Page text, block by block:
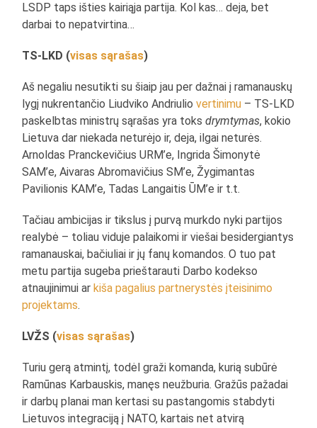
LSDP taps išties kairiąja partija. Kol kas… deja, bet
darbai to nepatvirtina…
TS-LKD (visas sąrašas)
Aš negaliu nesutikti su šiaip jau per dažnai į ramanauskų
lygį nukrentančio Liudviko Andriuliovertinimu – TS-LKD
paskelbtas ministrų sąrašas yra toksdrymtymas, kokio
Lietuva dar niekada neturėjo ir, deja, ilgai neturės.
Arnoldas Pranckevičius URM’e, Ingrida Šimonytė
SAM’e, Aivaras Abromavičius SM’e, Žygimantas
Pavilionis KAM’e, Tadas Langaitis ŪM’e ir t.t.
Tačiau ambicijas ir tikslus į purvą murkdo nyki partijos
realybė – toliau viduje palaikomi ir viešai besidergiantys
ramanauskai, bačiuliai ir jų fanų komandos. O tuo pat
metu partija sugeba prieštarauti Darbo kodekso
atnaujinimui ar kiša pagalius partnerystės įteisinimo
projektams.
LVŽS (visas sąrašas)
Turiu gerą atmintį, todėl graži komanda, kurią subūrė
Ramūnas Karbauskis, manęs neužburia. Gražūs pažadai
ir darbų planai man kertasi su pastangomis stabdyti
Lietuvos integraciją į NATO, kartais net atvirą